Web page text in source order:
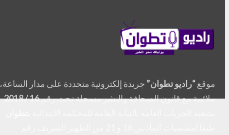
موقع“راديو تطوان” جريدة إلكترونية متجددة على مدار الساعة،
ملائمة مع قانون الصحافة والنشر مسجلة تحت رقم16 / 2018